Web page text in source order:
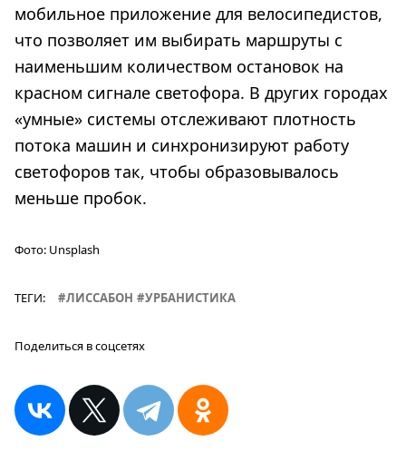
мобильное приложение для велосипедистов,
что позволяет им выбирать маршруты с
наименьшим количеством остановок на
красном сигнале светофора. В других городах
«умные» системы отслеживают плотность
потока машин и синхронизируют работу
светофоров так, чтобы образовывалось
меньше пробок.
Фото: Unsplash
ТЕГИ: ЛИССАБОН УРБАНИСТИКА
Поделиться в соцсетях